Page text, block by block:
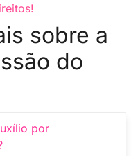
sobre a
do
por